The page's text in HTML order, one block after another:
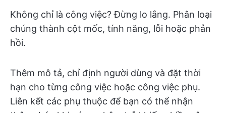
Không chỉ là công việc? Đừng lo lắng. Phân loại
chúng thành cột mốc, tính năng, lỗi hoặc phản
hồi.
Thêm mô tả, chỉ định người dùng và đặt thời
hạn cho từng công việc hoặc công việc phụ.
Liên kết các phụ thuộc để bạn có thể nhận